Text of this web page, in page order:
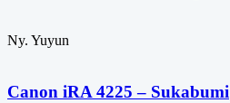
Ny. Yuyun
Canon iRA 4225 – Sukabumi